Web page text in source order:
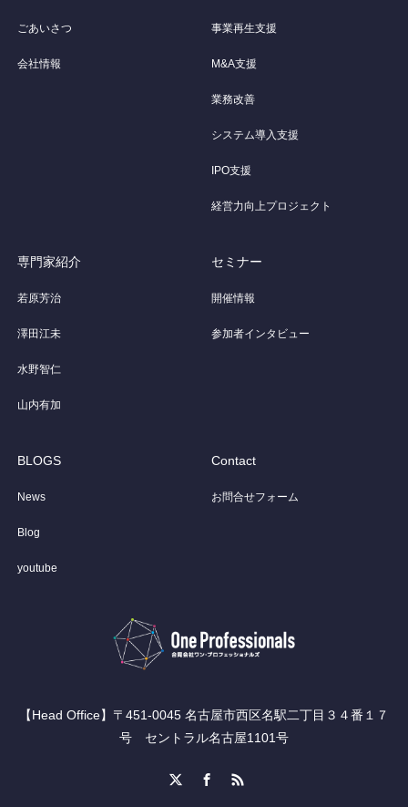
ごあいさつ
会社情報
事業再生支援
M&A支援
業務改善
システム導入支援
IPO支援
経営力向上プロジェクト
専門家紹介
若原芳治
澤田江未
水野智仁
山内有加
セミナー
開催情報
参加者インタビュー
BLOGS
News
Blog
youtube
Contact
お問合せフォーム
【Head Office】〒451-0045 名古屋市西区名駅二丁目３４番１７
号 セントラル名古屋1101号